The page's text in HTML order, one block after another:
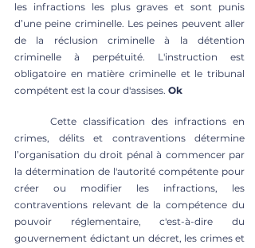
les infractions les plus graves et sont punis
d’une peine criminelle. Les peines peuvent aller
de la réclusion criminelle à la détention
criminelle à perpétuité. L'instruction est
obligatoire en matière criminelle et le tribunal
compétent est la cour d'assises. Ok
crimes, délits et contraventions détermine
l’organisation du droit pénal à commencer par
la détermination de l'autorité compétente pour
créer ou modifier les infractions, les
contraventions relevant de la compétence du
pouvoir réglementaire, c'est-à-dire du
gouvernement édictant un décret, les crimes et